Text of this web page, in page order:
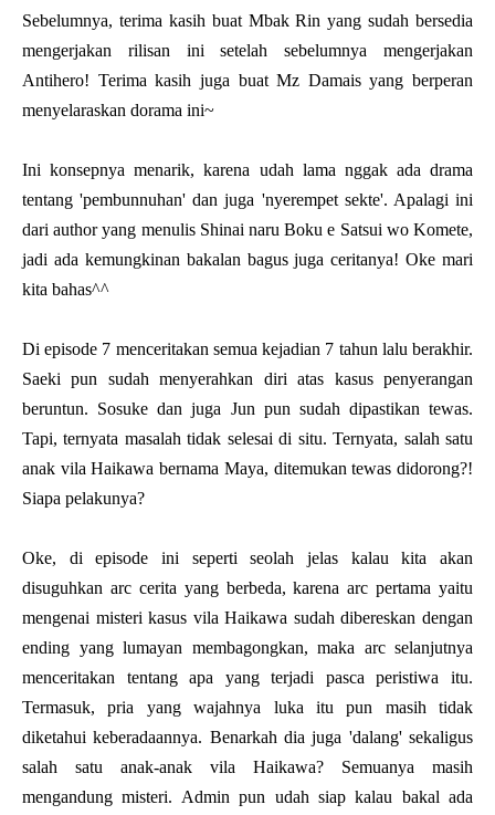
Sebelumnya, terima kasih buat Mbak Rin yang sudah bersedia
mengerjakan rilisan ini setelah sebelumnya mengerjakan
Antihero! Terima kasih juga buat Mz Damais yang berperan
menyelaraskan dorama ini~
Ini konsepnya menarik, karena udah lama nggak ada drama
tentang 'pembunnuhan' dan juga 'nyerempet sekte'. Apalagi ini
dari author yang menulis Shinai naru Boku e Satsui wo Komete,
jadi ada kemungkinan bakalan bagus juga ceritanya! Oke mari
kita bahas^^
Di episode 7 menceritakan semua kejadian 7 tahun lalu berakhir.
Saeki pun sudah menyerahkan diri atas kasus penyerangan
beruntun. Sosuke dan juga Jun pun sudah dipastikan tewas.
Tapi, ternyata masalah tidak selesai di situ. Ternyata, salah satu
anak vila Haikawa bernama Maya, ditemukan tewas didorong?!
Siapa pelakunya?
Oke, di episode ini seperti seolah jelas kalau kita akan
disuguhkan arc cerita yang berbeda, karena arc pertama yaitu
mengenai misteri kasus vila Haikawa sudah dibereskan dengan
ending yang lumayan membagongkan, maka arc selanjutnya
menceritakan tentang apa yang terjadi pasca peristiwa itu.
Termasuk, pria yang wajahnya luka itu pun masih tidak
diketahui keberadaannya. Benarkah dia juga 'dalang' sekaligus
salah satu anak-anak vila Haikawa? Semuanya masih
mengandung misteri. Admin pun udah siap kalau bakal ada